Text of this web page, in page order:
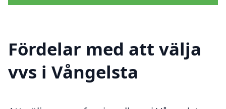
Fördelar med att välja
vvs i Vångelsta